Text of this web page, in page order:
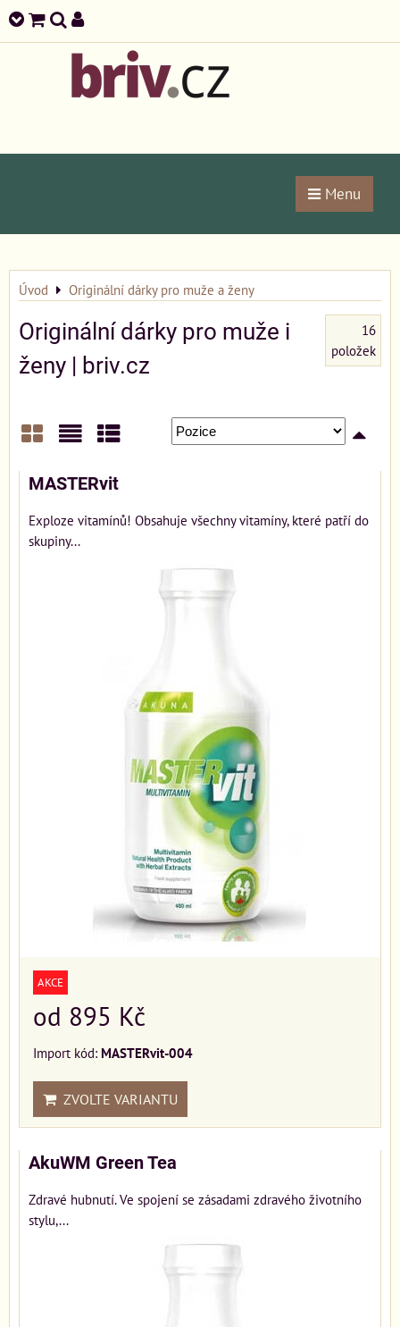
Menu
Úvod Originální dárky pro muže a ženy
Originální dárky pro muže i
ženy | briv.cz
16
položek
Mřížka
MASTERvit
Exploze vitamínů! Obsahuje všechny vitamíny, které patří do
skupiny...
AKCE
od 895 Kč
Import kód: MASTERvit-004
ZVOLTE VARIANTU
AkuWM Green Tea
Zdravé hubnutí. Ve spojení se zásadami zdravého životního
stylu,...